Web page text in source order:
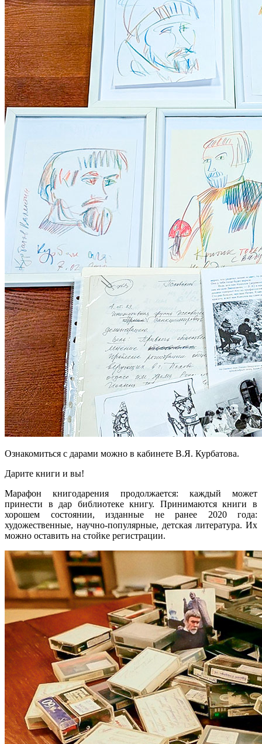
Ознакомиться с дарами можно в кабинете В.Я. Курбатова.
Дарите книги и вы!
Марафон книгодарения продолжается: каждый может
принести в дар библиотеке книгу. Принимаются книги в
хорошем состоянии, изданные не ранее 2020 года:
художественные, научно-популярные, детская литература. Их
можно оставить на стойке регистрации.